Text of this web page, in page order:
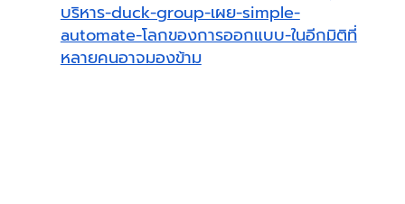
บริหาร-duck-group-เผย-simple-
automate-โลกของการออกแบบ-ในอีกมิติที่
หลายคนอาจมองข้าม